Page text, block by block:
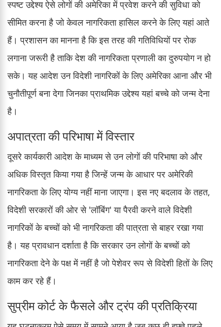
स्पष्ट उद्देश्य ऐसे लोगों की अमेरिका में प्रवेश करने की सुविधा को
सीमित करना है जो केवल नागरिकता हासिल करने के लिए यहां आते
हैं। प्रशासन का मानना है कि इस तरह की गतिविधियों पर रोक
लगाना जरूरी है ताकि देश की नागरिकता प्रणाली का दुरुपयोग न हो
सके। यह आदेश उन विदेशी नागरिकों के लिए अमेरिका आना और भी
चुनौतीपूर्ण बना देगा जिनका प्राथमिक उद्देश्य यहां बच्चे को जन्म देना
है।
अपात्रता की परिभाषा में विस्तार
दूसरे कार्यकारी आदेश के माध्यम से उन लोगों की परिभाषा को और
अधिक विस्तृत किया गया है जिन्हें जन्म के आधार पर अमेरिकी
नागरिकता के लिए योग्य नहीं माना जाएगा। इस नए बदलाव के तहत,
विदेशी सरकारों की ओर से 'लॉबिंग' या पैरवी करने वाले विदेशी
नागरिकों के बच्चों को भी नागरिकता की पात्रता से बाहर रखा गया
है। यह प्रावधान दर्शाता है कि सरकार उन लोगों के बच्चों को
नागरिकता देने के पक्ष में नहीं है जो पेशेवर रूप से विदेशी हितों के लिए
काम कर रहे हैं।
सुप्रीम कोर्ट के फैसले और ट्रंप की प्रतिक्रिया